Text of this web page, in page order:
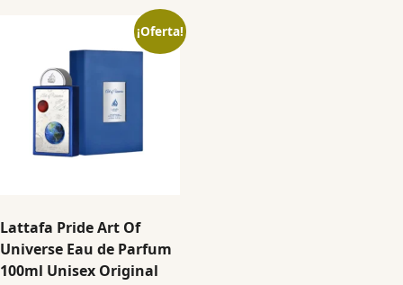
¡Oferta!
Lattafa Pride Art Of
Universe Eau de Parfum
100ml Unisex Original